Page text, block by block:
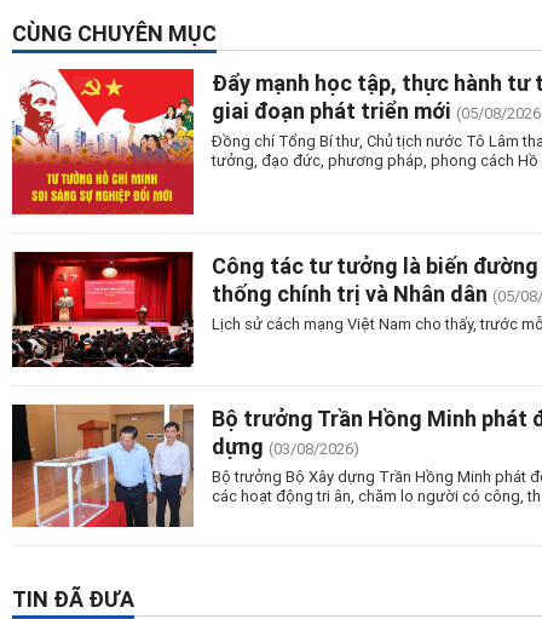
CÙNG CHUYÊN MỤC
Đẩy mạnh học tập, thực hành tư
giai đoạn phát triển mới (05/08/
Đồng chí Tổng Bí thư, Chủ tịch nước Tô Lâm
tưởng, đạo đức, phương pháp, phong cách
Công tác tư tưởng là biến
thống chính trị và Nhân dân (05/
Lịch sử cách mạng Việt Nam cho thấy, trước
Bộ trưởng Trần Hồng Minh phát
dựng (03/08/2026)
Bộ trưởng Bộ Xây dựng Trần Hồng Minh phát
các hoạt động tri ân, chăm lo người có công,
TIN ĐÃ ĐƯA